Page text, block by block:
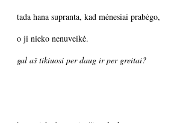
tada hana supranta, kad mėnesiai prabėgo,
o ji nieko nenuveikė.
gal aš tikiuosi per daug ir per greitai?